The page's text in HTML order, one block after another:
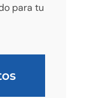
para tu